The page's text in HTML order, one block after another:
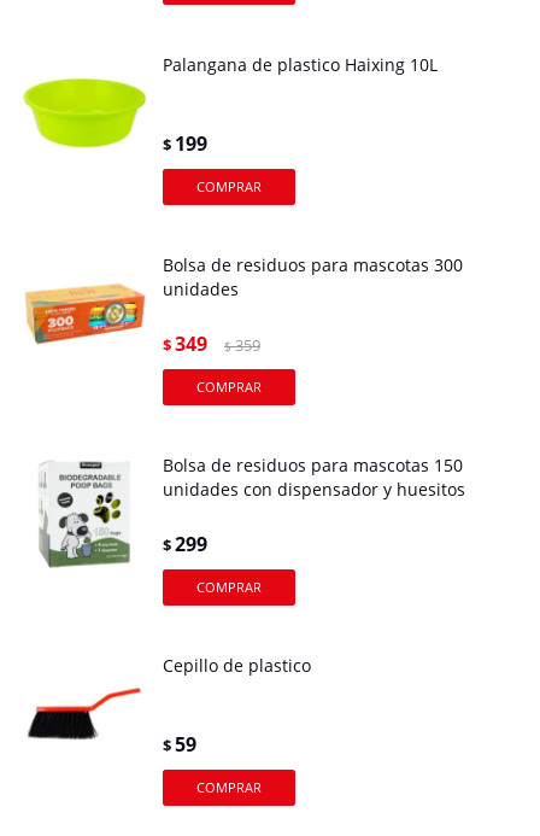
Palangana de plastico Haixing 10L
$ 199
Bolsa de residuos para mascotas 300
unidades
$349 $ 359
Bolsa de residuos para mascotas 150
unidades con dispensador y huesitos
$299
Cepillo de plastico
$59